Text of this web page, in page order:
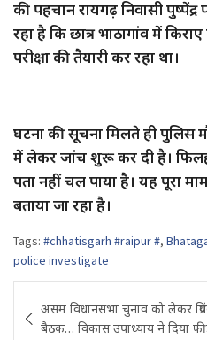
की पहचान रायगढ़ निवासी
रहा है कि छात्र भाठागांव में
परीक्षा की तैयारी कर रहा था।
घटना की सूचना मिलते ही
में लेकर जांच शुरू कर दी है।
पता नहीं चल पाया है। यह पूरा
बताया जा रहा है।
Tags: #chhatisgarh #raipur #,
police investigate
navigation
असम विधानसभा चुनाव को लेकर
बैठक… विकास उपाध्याय ने दिया